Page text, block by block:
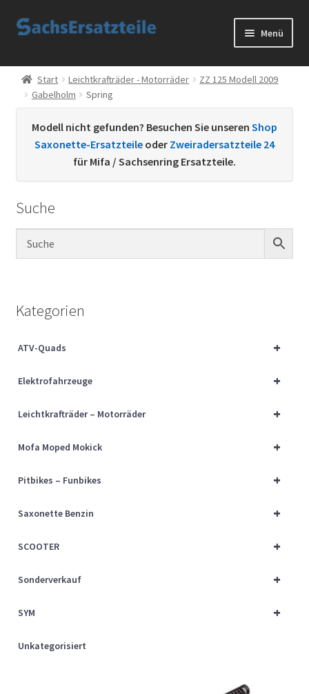
Zur
Zum
Menü
Start
AGB
Datenschutzerklärung
Kontakt
Sachs Ersatzteile
Über uns
Start Leichtkrafträder - Motorräder
ZZ 125 Modell 2009
Gabelholm
Spring
Modell nicht gefunden? Besuchen Sie unseren Shop
Saxonette-Ersatzteile oder Zweiradersatzteile 24
für Mifa / Sachsenring Ersatzteile.
Suche
Kategorien
+
ATV-Quads
+
Elektrofahrzeuge
+
Leichtkrafträder – Motorräder
+
Mofa Moped Mokick
+
Pitbikes – Funbikes
+
Saxonette Benzin
+
SCOOTER
+
Sonderverkauf
+
SYM
Unkategorisiert